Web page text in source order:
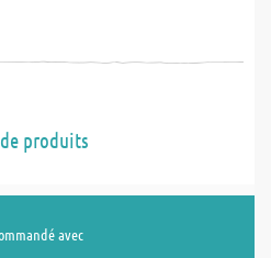
produits
avec